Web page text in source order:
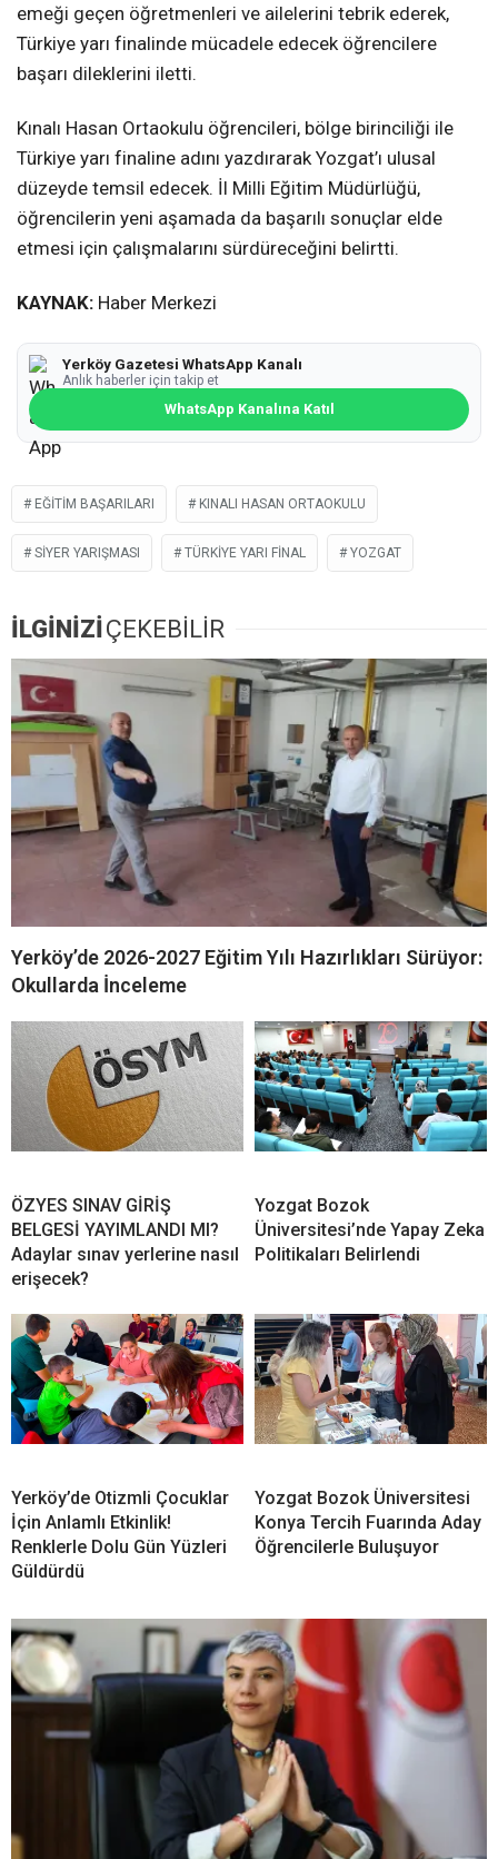
emeği geçen öğretmenleri ve ailelerini tebrik ederek,
Türkiye yarı finalinde mücadele edecek öğrencilere
başarı dileklerini iletti.
Kınalı Hasan Ortaokulu öğrencileri, bölge birinciliği ile
Türkiye yarı finaline adını yazdırarak Yozgat’ı ulusal
düzeyde temsil edecek. İl Milli Eğitim Müdürlüğü,
öğrencilerin yeni aşamada da başarılı sonuçlar elde
etmesi için çalışmalarını sürdüreceğini belirtti.
KAYNAK: Haber Merkezi
Yerköy Gazetesi WhatsApp Kanalı
Anlık haberler için takip et
WhatsApp Kanalına Katıl
EĞITIM BAŞARILARI KINALI HASAN ORTAOKULU
SIYER YARIŞMASI TÜRKIYE YARI FINAL YOZGAT
İLGİNİZİÇEKEBİLİR
Yerköy’de 2026-2027 Eğitim Yılı Hazırlıkları Sürüyor:
Okullarda İnceleme
ÖZYES SINAV GİRİŞ
BELGESİ YAYIMLANDI MI?
Adaylar sınav yerlerine nasıl
erişecek?
Yozgat Bozok
Üniversitesi’nde Yapay Zeka
Politikaları Belirlendi
Yerköy’de Otizmli Çocuklar
İçin Anlamlı Etkinlik!
Renklerle Dolu Gün Yüzleri
Güldürdü
Yozgat Bozok Üniversitesi
Konya Tercih Fuarında Aday
Öğrencilerle Buluşuyor